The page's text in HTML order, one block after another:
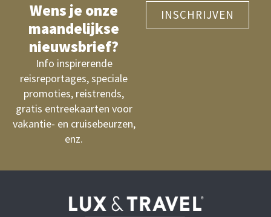
Wens je onze
maandelijkse
nieuwsbrief?
Info inspirerende
reisreportages, speciale
promoties, reistrends,
gratis entreekaarten voor
vakantie- en cruisebeurzen,
enz.
INSCHRIJVEN